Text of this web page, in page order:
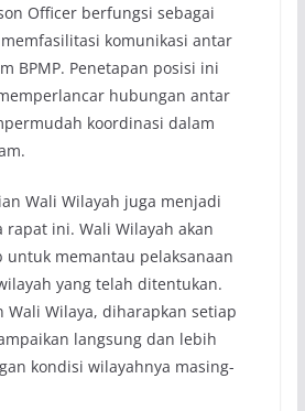
Officer berfungsi sebagai
komunikasi antar
BPMP. Penetapan posisi ini
hubungan antar
koordinasi dalam
Wali Wilayah juga menjadi
rapat ini. Wali Wilayah akan
untuk memantau pelaksanaan
yang telah ditentukan.
Wali Wilaya, diharapkan setiap
langsung dan lebih
kondisi wilayahnya masing-